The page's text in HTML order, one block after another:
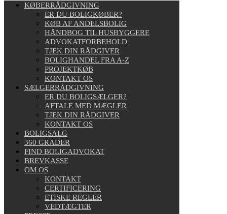
KØBERRÅDGIVNING
ER DU BOLIGKØBER?
KØB AF ANDELSBOLIG
HÅNDBOG TIL HUSBYGGERE
ADVOKATFORBEHOLD
TJEK DIN RÅDGIVER
BOLIGHANDEL FRA A-Z
PROJEKTKØB
KONTAKT OS
SÆLGERRÅDGIVNING
ER DU BOLIGSÆLGER?
AFTALE MED MÆGLER
TJEK DIN RÅDGIVER
KONTAKT OS
BOLIGSALG
360 GRADER
FIND BOLIGADVOKAT
BREVKASSE
OM OS
KONTAKT
CERTIFICERING
ETISKE REGLER
VEDTÆGTER